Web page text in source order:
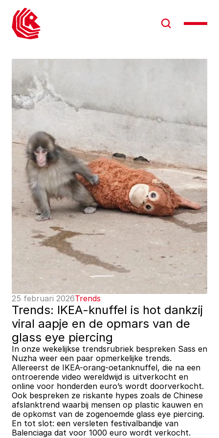
25 februari 2026Trends
Trends: IKEA-knuffel is hot dankzij
viral aapje en de opmars van de
glass eye piercing
In onze wekelijkse trendsrubriek bespreken Sass en
Nuzha weer een paar opmerkelijke trends.
Allereerst de IKEA-orang-oetanknuffel, die na een
ontroerende video wereldwijd is uitverkocht en
online voor honderden euro’s wordt doorverkocht.
Ook bespreken ze riskante hypes zoals de Chinese
afslanktrend waarbij mensen op plastic kauwen en
de opkomst van de zogenoemde glass eye piercing.
En tot slot: een versleten festivalbandje van
Balenciaga dat voor 1000 euro wordt verkocht.